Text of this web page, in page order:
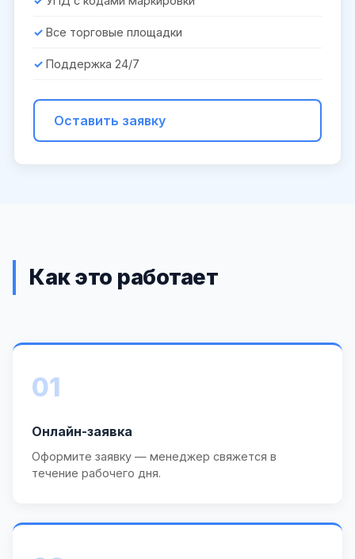
Все торговые площадки
Поддержка 24/7
Оставить заявку
Как это работает
01
Онлайн-заявка
Оформите заявку — менеджер свяжется в
течение рабочего дня.